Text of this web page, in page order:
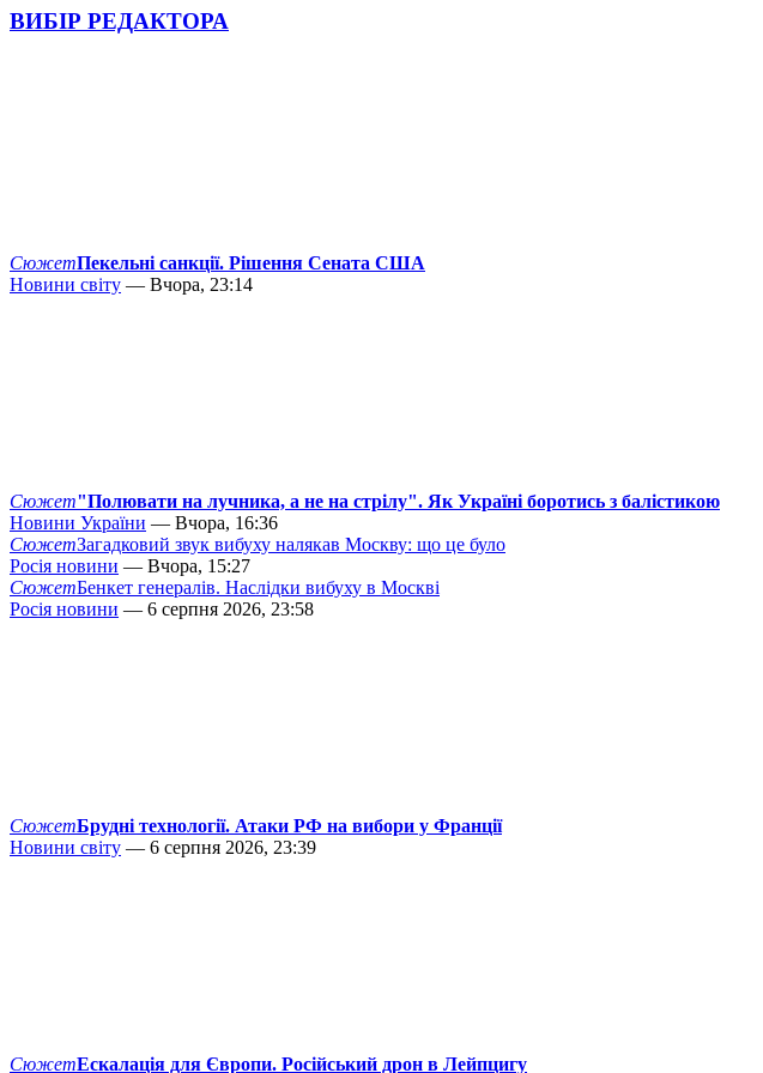
ВИБІР РЕДАКТОРА
СюжетПекельні санкції. Рішення Сената США
Новини світу — Вчора, 23:14
Сюжет"Полювати на лучника, а не на стрілу". Як Україні боротись з балістикою
Новини України — Вчора, 16:36
СюжетЗагадковий звук вибуху налякав Москву: що це було
Росія новини — Вчора, 15:27
СюжетБенкет генералів. Наслідки вибуху в Москві
Росія новини — 6 серпня 2026, 23:58
СюжетБрудні технології. Атаки РФ на вибори у Франції
Новини світу — 6 серпня 2026, 23:39
СюжетЕскалація для Європи. Російський дрон в Лейпцигу